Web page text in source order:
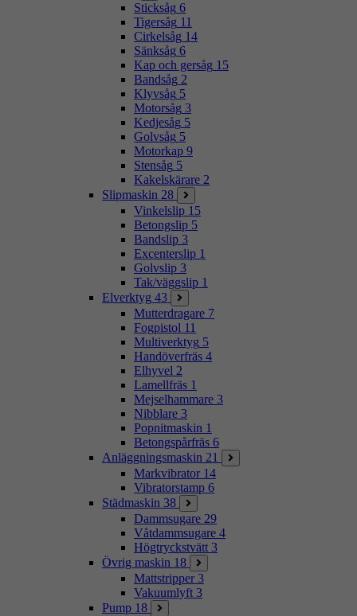
Sticksåg 6
Tigersåg 11
Cirkelsåg 14
Sänksåg 6
Kap och gersåg 15
Bandsåg 2
Klyvsåg 5
Motorsåg 3
Kedjesåg 5
Golvsåg 5
Motorkap 9
Stensåg 5
Kakelskärare 2
Slipmaskin 28
Vinkelslip 15
Betongslip 5
Bandslip 3
Excenterslip 1
Golvslip 3
Tak/väggslip 1
Elverktyg 43
Mutterdragare 7
Fogpistol 11
Multiverktyg 5
Handöverfräs 4
Elhyvel 2
Lamellfräs 1
Mejselhammare 3
Nibblare 3
Popnitmaskin 1
Betongspårfräs 6
Anläggningsmaskin 21
Markvibrator 14
Vibratorstamp 6
Städmaskin 38
Dammsugare 29
Våtdammsugare 4
Högtryckstvätt 3
Övrig maskin 18
Mattstripper 3
Vakuumlyft 3
Pump 18